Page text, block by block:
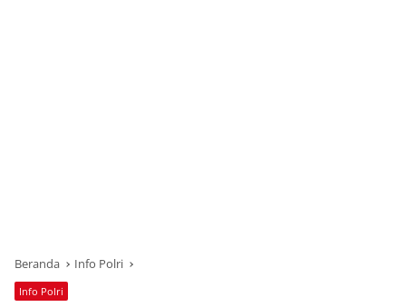
Beranda Info Polri
Info Polri